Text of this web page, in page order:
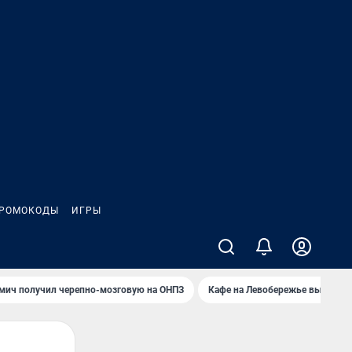
ИГРЫ
получил черепно-мозговую на ОНПЗ Кафе на Левобережье